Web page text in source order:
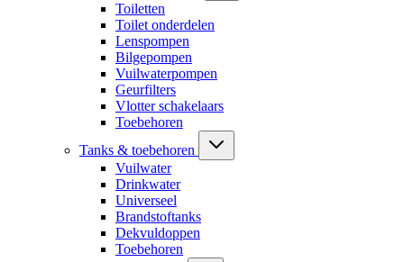
Toiletten
Toilet onderdelen
Lenspompen
Bilgepompen
Vuilwaterpompen
Geurfilters
Vlotter schakelaars
Toebehoren
Tanks & toebehoren
Vuilwater
Drinkwater
Universeel
Brandstoftanks
Dekvuldoppen
Toebehoren